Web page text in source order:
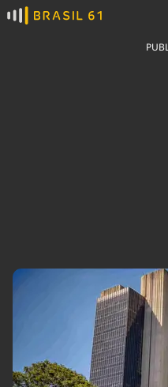
Ver todas as notícias
Cinema
Cultura
Economia
Educação
Internacional